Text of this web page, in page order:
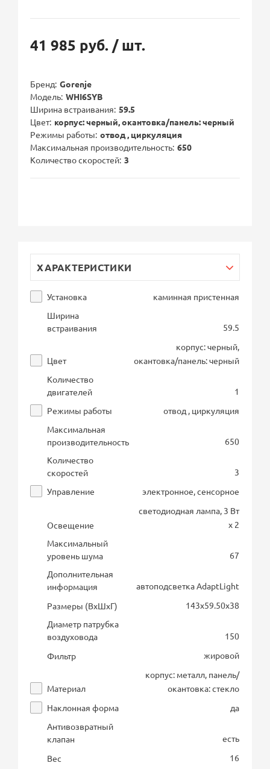
41 985 руб. / шт.
Бренд Gorenje
Модель WHI6SYB
Ширина встраивания 59.5
Цвет корпус: черный, окантовка/панель: черный
Режимы работы отвод , циркуляция
Максимальная производительность 650
Количество скоростей 3
ХАРАКТЕРИСТИКИ
Установка
каминная пристенная
Ширина
встраивания
59.5
Цвет
корпус: черный,
окантовка/панель: черный
Количество
двигателей
1
Режимы работы
отвод , циркуляция
Максимальная
производительность
650
Количество
скоростей
3
Управление
электронное, сенсорное
Освещение
светодиодная лампа, 3 Вт
х 2
Максимальный
уровень шума
67
Дополнительная
информация
автоподсветка AdaptLight
Размеры (ВхШхГ)
143х59.50х38
Диаметр патрубка
воздуховода
150
Фильтр
жировой
Материал
корпус: металл, панель/
окантовка: стекло
Наклонная форма
да
Антивозвратный
клапан
есть
Вес
16